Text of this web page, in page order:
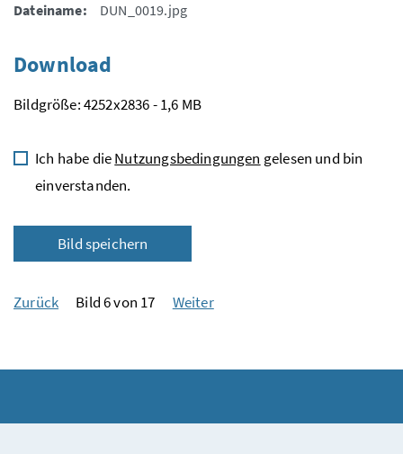
Dateiname:
DUN_0019.jpg
Download
Bildgröße: 4252x2836 - 1,6 MB
Ich habe dieNutzungsbedingungen gelesen und bin
einverstanden.
Bild speichern
Zurück Bild 6 von 17 Weiter